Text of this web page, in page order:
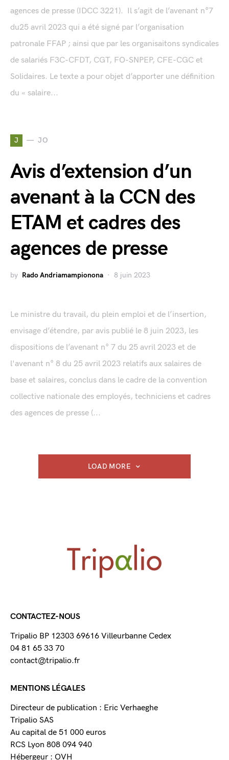
agences de presse (IDCC 3221). Il s’agit de l’avenant n°7
du25 avril 2023 qui a été signé par l’organisation
patronale FFAP ; ainsi que par les organisaitons syndicales
de salariés F3C-CFDT, CGT, FO-SNPEP, CFE-CGC et
Solidaires. Le texte a pour objet d’apporter une définition
du « salaire...
J JO
Avis d’extension d’un
avenant à la CCN des
ETAM et cadres des
agences de presse
by Rado Andriamampionona 8 juin 2023
Le ministre du travail, du plein emploi et de l’insertion,
envisage d’étendre, par avis publié le 8 juin 2023, les
dispositions de l’avenant n° 7 du 25 avril 2023 et de
l'avenant n° 8 du 25 avril 2023 relatifs aux salaires de
base et salaires, conclus dans le cadre de la convention
collective nationale des employés, techniciens et cadres
des agences de presse (...
LOAD MORE
CONTACTEZ-NOUS
Tripalio BP 12303 69616 Villeurbanne Cedex
04 81 65 33 70
contact@tripalio.fr
MENTIONS LÉGALES
Directeur de publication : Eric Verhaeghe
Tripalio SAS
Au capital de 51 000 euros
RCS Lyon 808 094 940
Hébergeur : OVH